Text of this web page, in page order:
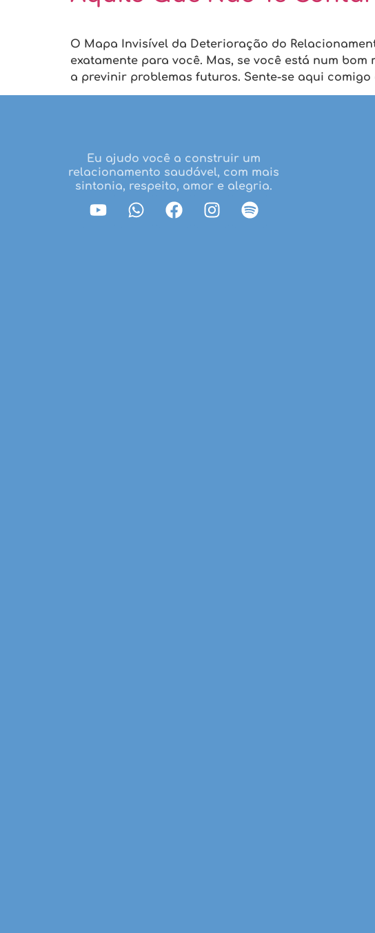
O Mapa Invisível da Deterioração do
exatamente para você. Mas, se você está num
a previnir problemas futuros. Sente-se aqui comigo
Eu ajudo você a construir um
relacionamento saudável, com mais
sintonia, respeito, amor e alegria.